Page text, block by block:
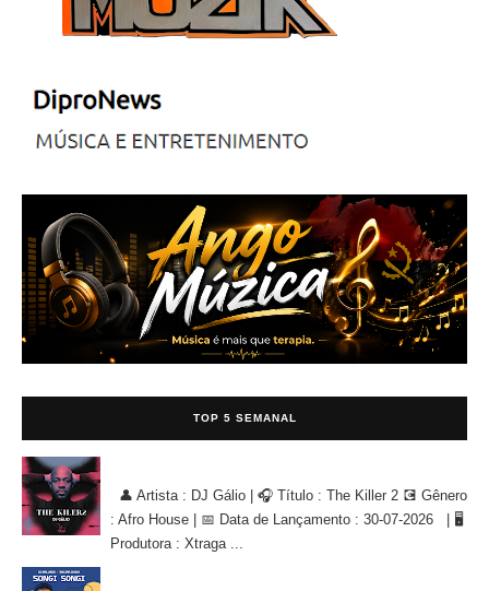
TOP 5 SEMANAL
👤 Artista : DJ Gálio | 🎧 Título : The Killer 2 💽 Gênero
: Afro House | 📅 Data de Lançamento : 30-07-2026 | 🖥
Produtora : Xtraga ...